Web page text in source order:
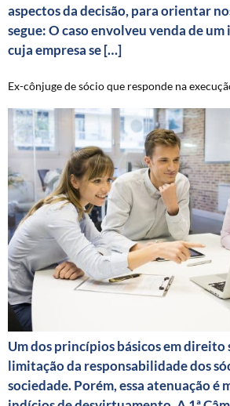
aspectos da decisão, para orientar
segue: O caso envolveu venda de um
cuja empresa se […]
Ex-cônjuge de sócio que responde na
Um dos princípios básicos em direito
limitação da responsabilidade dos
sociedade. Porém, essa atenuação é